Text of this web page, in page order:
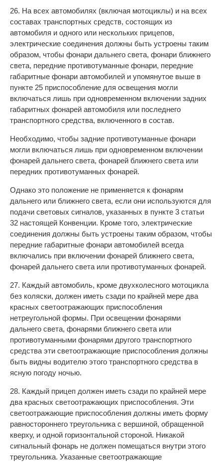
26. На всех автомобилях (включая мотоциклы) и на всех
составах транспортных средств, состоящих из
автомобиля и одного или нескольких прицепов,
электрические соединения должны быть устроены таким
образом, чтобы фонари дальнего света, фонари ближнего
света, передние противотуманные фонари, передние
габаритные фонари автомобилей и упомянутое выше в
пункте 25 приспособление для освещения могли
включаться лишь при одновременном включении задних
габаритных фонарей автомобиля или последнего
транспортного средства, включенного в состав.
Необходимо, чтобы задние противотуманные фонари
могли включаться лишь при одновременном включении
фонарей дальнего света, фонарей ближнего света или
передних противотуманных фонарей.
Однако это положение не применяется к фонарям
дальнего или ближнего света, если они используются для
подачи световых сигналов, указанных в пункте 3 статьи
32 настоящей Конвенции. Кроме того, электрические
соединения должны быть устроены таким образом, чтобы
передние габаритные фонари автомобилей всегда
включались при включении фонарей ближнего света,
фонарей дальнего света или противотуманных фонарей.
27. Каждый автомобиль, кроме двухколесного мотоцикла
без коляски, должен иметь сзади по крайней мере два
красных светоотражающих приспособления
нетреугольной формы. При освещении фонарями
дальнего света, фонарями ближнего света или
противотуманными фонарями другого транспортного
средства эти светоотражающие приспособления должны
быть видны водителю этого транспортного средства в
ясную погоду ночью.
28. Каждый прицеп должен иметь сзади по крайней мере
два красных светоотражающих приспособления. Эти
светоотражающие приспособления должны иметь форму
равностороннего треугольника с вершиной, обращенной
кверху, и одной горизонтальной стороной. Никакой
сигнальный фонарь не должен помещаться внутри этого
треугольника. Указанные светоотражающие